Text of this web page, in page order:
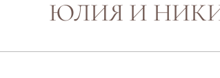
ЮЛИЯ И